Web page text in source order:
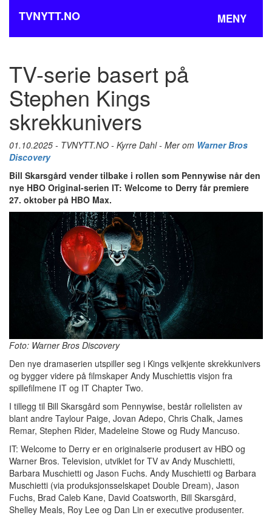
MENY
TVNYTT.NO
TV-serie basert på
Stephen Kings
skrekkunivers
01.10.2025 - TVNYTT.NO - Kyrre Dahl - Mer om Warner Bros
Discovery
Bill Skarsgård vender tilbake i rollen som Pennywise når den
nye HBO Original-serien IT: Welcome to Derry får premiere
27. oktober på HBO Max.
Foto: Warner Bros Discovery
Den nye dramaserien utspiller seg i Kings velkjente skrekkunivers
og bygger videre på filmskaper Andy Muschiettis visjon fra
spillefilmene IT og IT Chapter Two.
I tillegg til Bill Skarsgård som Pennywise, består rollelisten av
blant andre Taylour Paige, Jovan Adepo, Chris Chalk, James
Remar, Stephen Rider, Madeleine Stowe og Rudy Mancuso.
IT: Welcome to Derry er en originalserie produsert av HBO og
Warner Bros. Television, utviklet for TV av Andy Muschietti,
Barbara Muschietti og Jason Fuchs. Andy Muschietti og Barbara
Muschietti (via produksjonsselskapet Double Dream), Jason
Fuchs, Brad Caleb Kane, David Coatsworth, Bill Skarsgård,
Shelley Meals, Roy Lee og Dan Lin er executive produsenter.